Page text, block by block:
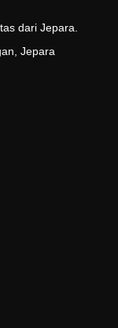
dari Jepara.
Jepara